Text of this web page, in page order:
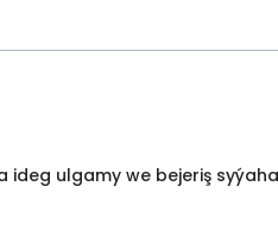
ulgamy we bejeriş